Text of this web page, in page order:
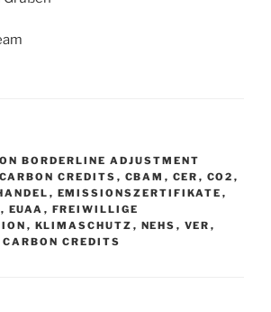
BORDERLINE ADJUSTMENT
CARBON CREDITS , CBAM , CER , CO2 ,
, EMISSIONSZERTIFIKATE ,
, EUAA , FREIWILLIGE
, KLIMASCHUTZ , NEHS , VER ,
CREDITS